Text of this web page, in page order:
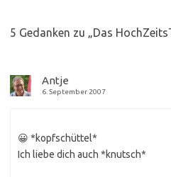
5 Gedanken zu „Das
Antje
6. September 2007
😀 *kopfschüttel*
Ich liebe dich auch *knutsch*